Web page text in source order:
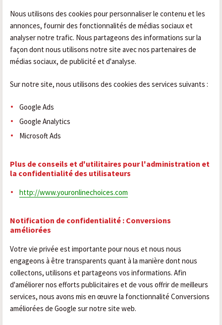
Nous utilisons des cookies pour personnaliser le contenu et les
annonces, fournir des fonctionnalités de médias sociaux et
analyser notre trafic. Nous partageons des informations sur la
façon dont nous utilisons notre site avec nos partenaires de
médias sociaux, de publicité et d'analyse.
Sur notre site, nous utilisons des cookies des services suivants :
Google Ads
Google Analytics
Microsoft Ads
Plus de conseils et d'utilitaires pour l'administration et
la confidentialité des utilisateurs
http://www.youronlinechoices.com
Notification de confidentialité : Conversions
améliorées
Votre vie privée est importante pour nous et nous nous
engageons à être transparents quant à la manière dont nous
collectons, utilisons et partageons vos informations. Afin
d'améliorer nos efforts publicitaires et de vous offrir de meilleurs
services, nous avons mis en œuvre la fonctionnalité Conversions
améliorées de Google sur notre site web.